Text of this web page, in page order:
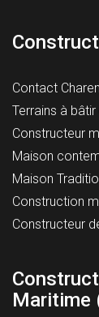
Contact
Terrains à bâtir
Constructeur
Maison
Maison
Construction
Constructeur
Maritime